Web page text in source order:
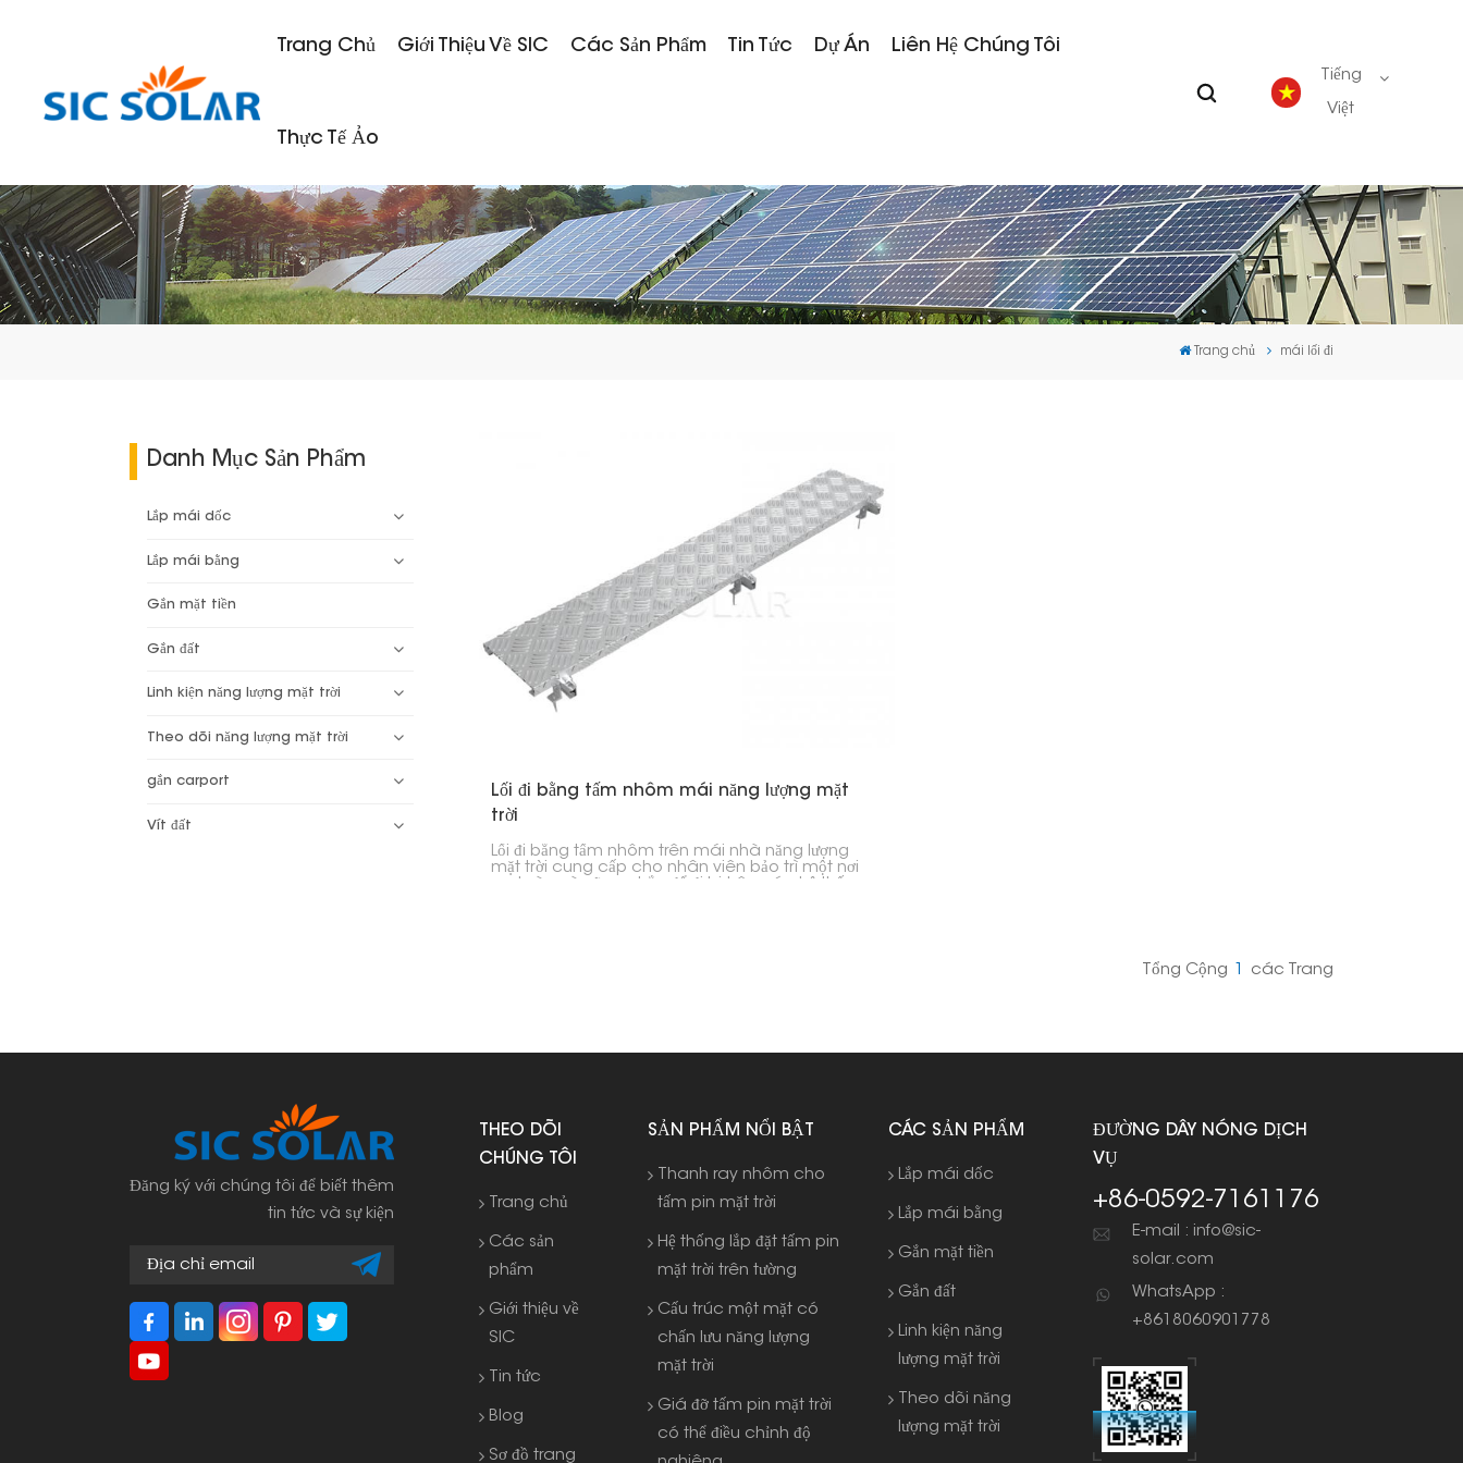
Trang Chủ Giới Thiệu Về SIC Các Sản Phẩm Tin Tức Dự Án Liên Hệ Chúng Tôi
Thực Tế Ảo
Tiếng
Việt
English
Deutsch
español
Trang chủ mái lối đi
Danh Mục Sản Phẩm
Lắp mái dốc
Lắp mái bằng
Gắn mặt tiền
Gắn đất
Linh kiện năng lượng mặt trời
Theo dõi năng lượng mặt trời
gắn carport
Vít đất
Lối đi bằng tấm nhôm mái năng lượng mặt
trời
Lối đi bằng tấm nhôm trên mái nhà năng lượng
mặt trời cung cấp cho nhân viên bảo trì một nơi
Tổng Cộng
Các Trang
Đăng ký với chúng tôi để biết thêm
tin tức và sự kiện
THEO DÕI
CHÚNG TÔI
Trang chủ
Các sản
phẩm
Giới thiệu về
SIC
Tin tức
Blog
Sơ đồ trang
SẢN PHẨM NỔI BẬT
Thanh ray nhôm cho
tấm pin mặt trời
Hệ thống lắp đặt tấm pin
mặt trời trên tường
Cấu trúc một mặt có
chấn lưu năng lượng
mặt trời
Giá đỡ tấm pin mặt trời
có thể điều chỉnh độ
CÁC SẢN PHẨM
Lắp mái dốc
Lắp mái bằng
Gắn mặt tiền
Gắn đất
Linh kiện năng
lượng mặt trời
Theo dõi năng
lượng mặt trời
ĐƯỜNG DÂY NÓNG DỊCH
VỤ
+86-0592-7161176
E-mail : info@sic-
solar.com
WhatsApp :
+8618060901778